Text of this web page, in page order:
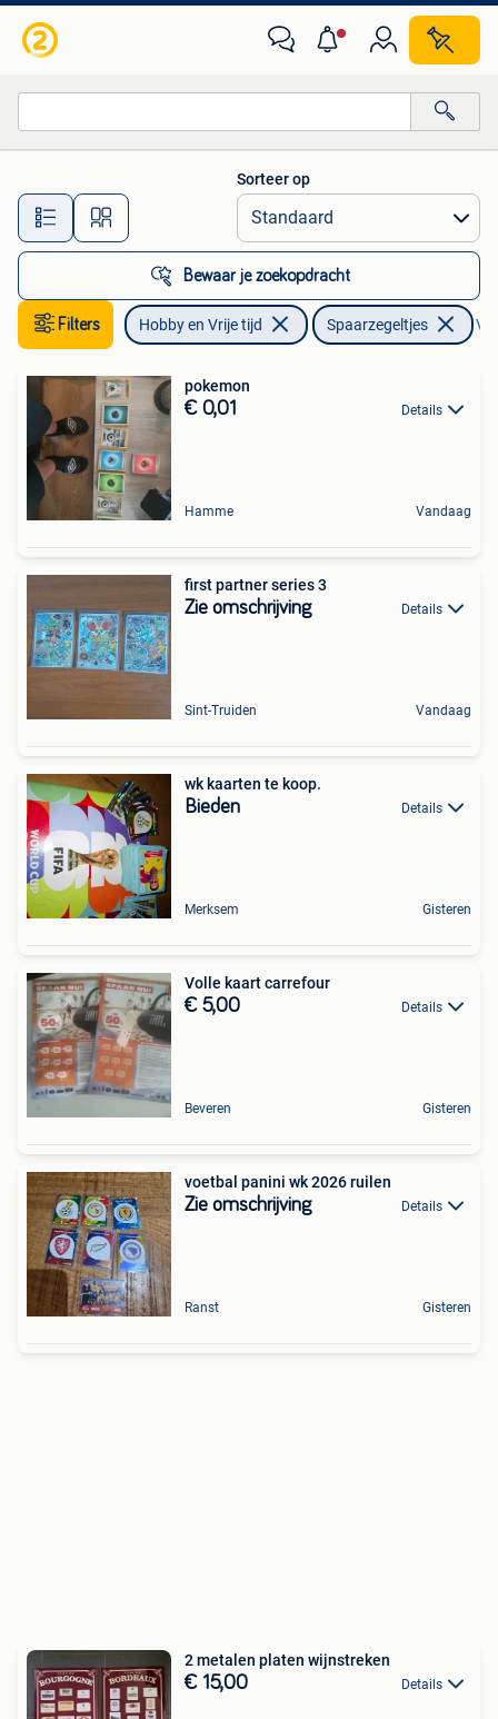
Alle afstanden…
Sorteer op
Bewaar je zoekopdracht
Filters Hobby en Vrije tijd Spaarzegeltjes
pokemon
€ 0,01 Details
Hamme Vandaag
first partner series 3
Zie omschrijving Details
Sint-Truiden Vandaag
wk kaarten te koop.
Bieden Details
Merksem Gisteren
Volle kaart carrefour
€ 5,00 Details
Beveren Gisteren
voetbal panini wk 2026 ruilen
Zie omschrijving Details
Ranst Gisteren
2 metalen platen wijnstreken
€ 15,00 Details